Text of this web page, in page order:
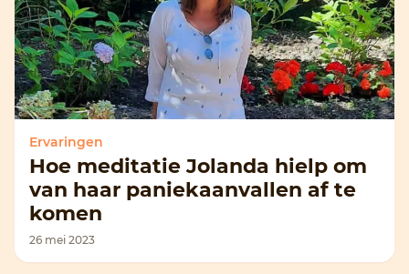
Ervaringen
Hoe meditatie Jolanda hielp om
van haar paniekaanvallen af te
komen
26 mei 2023